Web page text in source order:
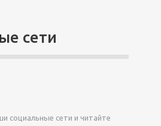
сети
социальные сети и читайте